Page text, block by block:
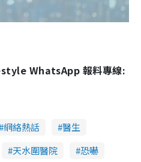
WhatsApp 報料專線:
網絡熱話
醫生
天水圍醫院 恐嚇